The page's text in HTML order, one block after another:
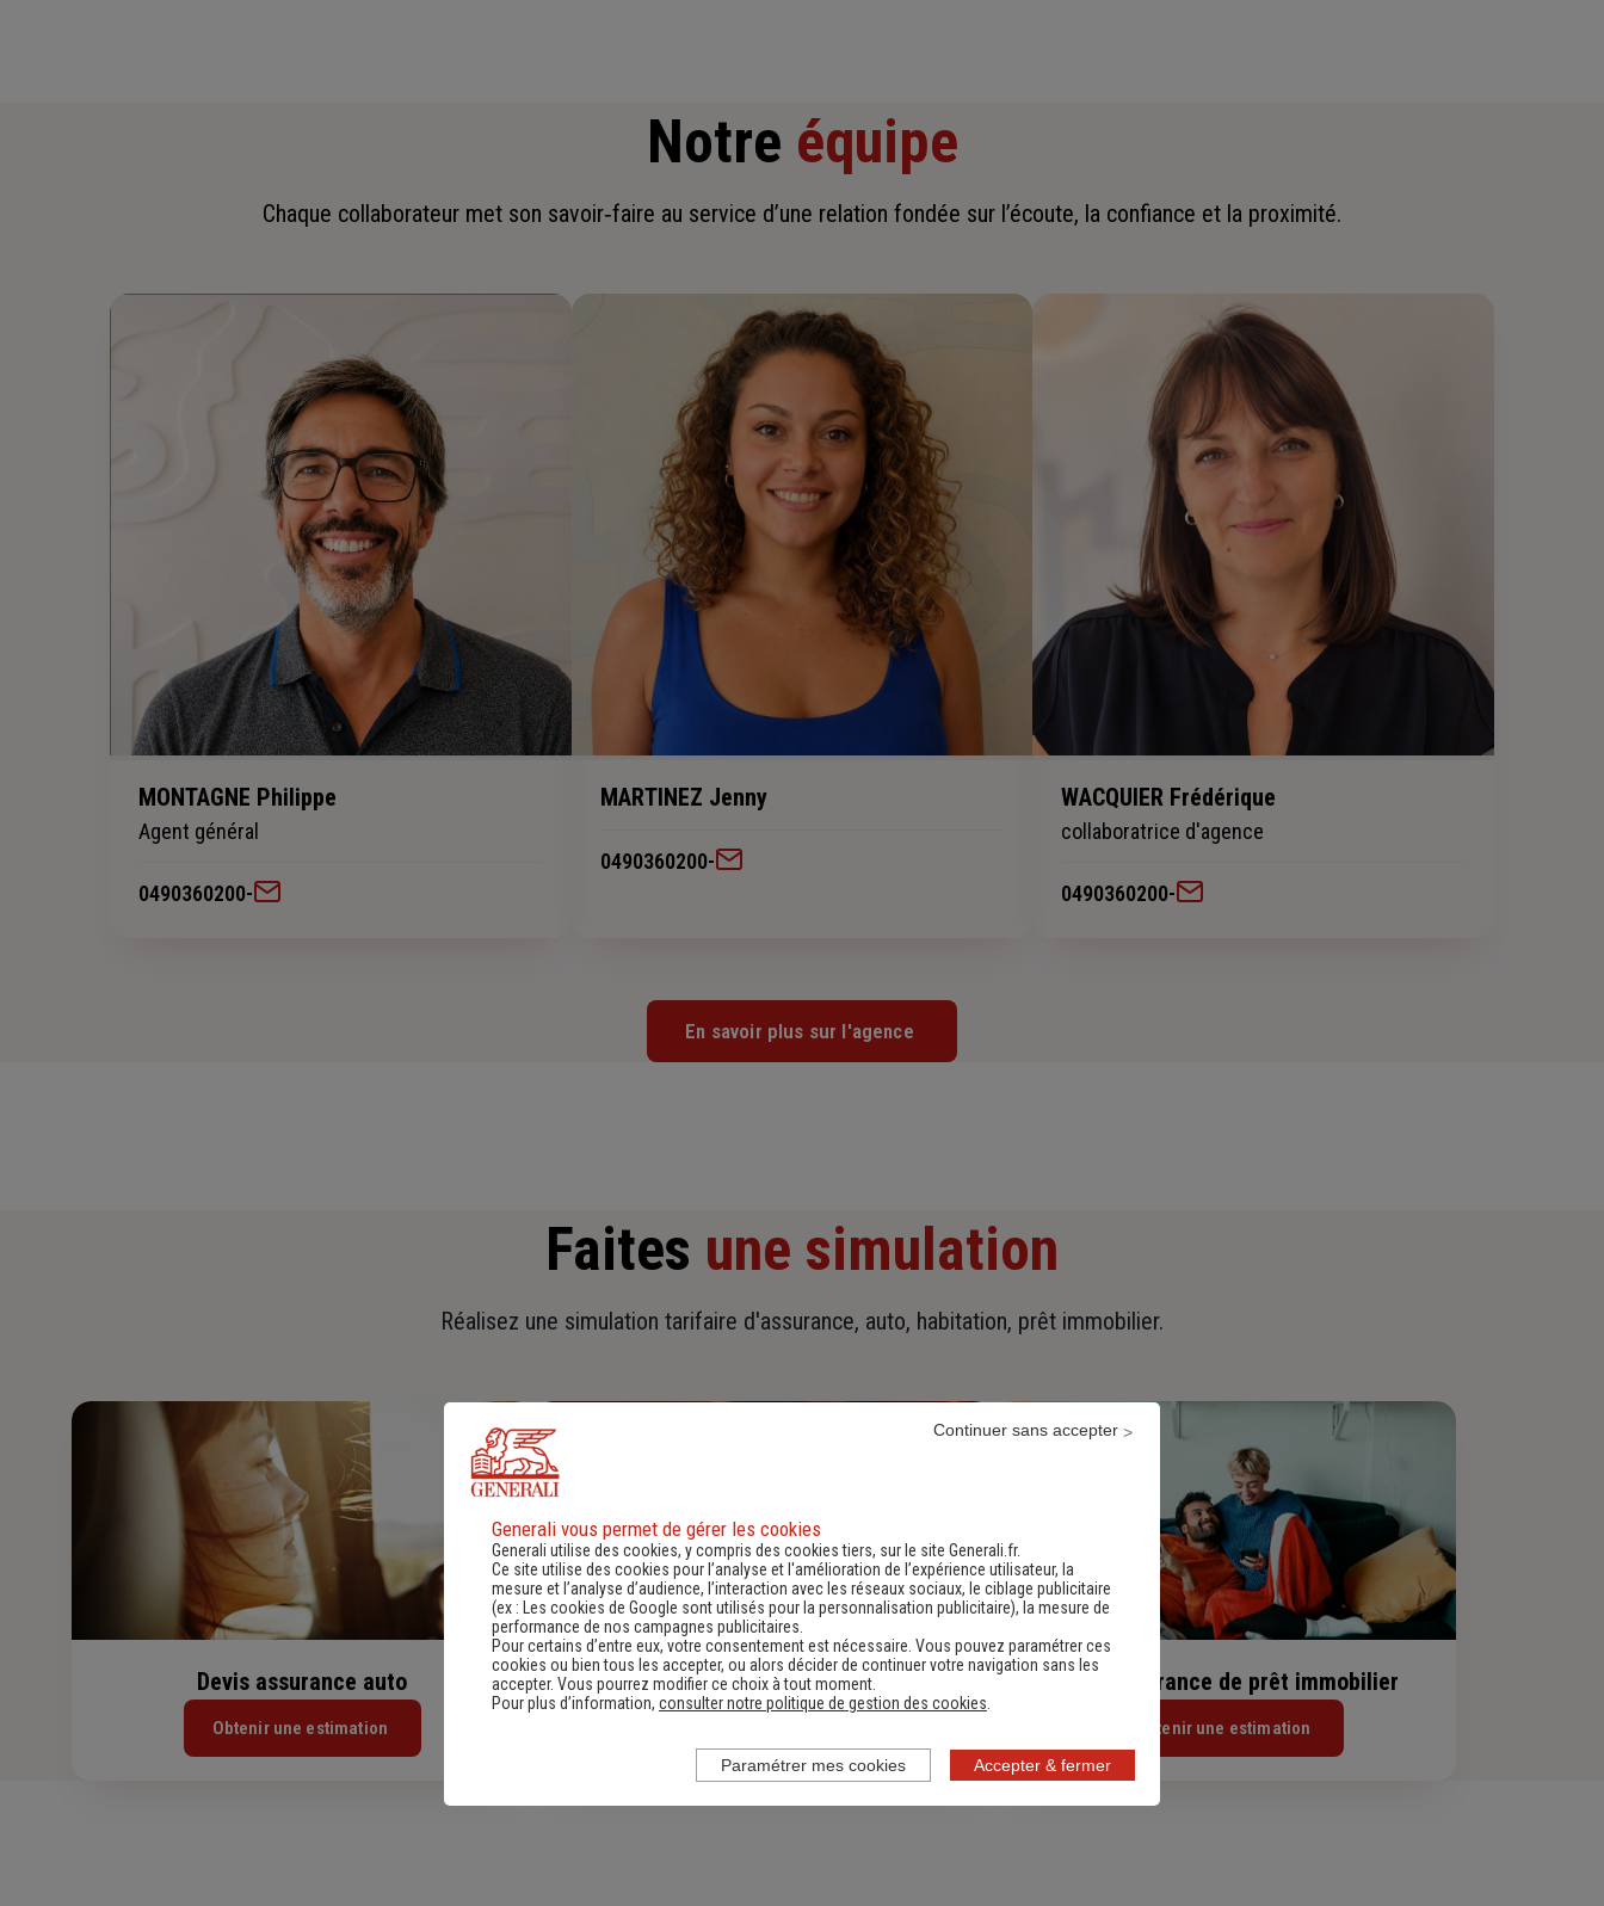
Notre équipe
Chaque collaborateur met son savoir‑faire au service d’une relation fondée sur l’écoute, la confiance et la proximité.
MONTAGNE Philippe
Agent général
0490360200-
MARTINEZ Jenny
0490360200-
WACQUIER Frédérique
collaboratrice d'agence
0490360200-
En savoir plus sur l'agence
Faites une simulation
Réalisez une simulation tarifaire d'assurance, auto, habitation, prêt immobilier.
Devis assurance auto
Obtenir une estimation
Devis assurance habitation Devis assurance de prêt immobilier
Obtenir une estimation
Generali vous permet de gérer les cookies
Generali utilise des cookies, y compris des cookies tiers, sur le site Generali.fr.
Ce site utilise des cookies pour l’analyse et l'amélioration de l’expérience utilisateur, la
mesure et l’analyse d’audience, l’interaction avec les réseaux sociaux, le ciblage publicitaire
(ex :
Les cookies de Google sont utilisés pour la personnalisation publicitaire), la mesure de
performance de nos campagnes publicitaires.
Pour certains d’entre eux, votre consentement est nécessaire. Vous pouvez paramétrer ces
cookies ou bien tous les accepter, ou alors décider de continuer votre navigation sans les
accepter. Vous pourrez modifier ce choix à tout moment.
Pour plus d’information, consulter notre politique de gestion des cookies
Accepter & fermer
Continuer sans accepter
Paramétrer mes cookies